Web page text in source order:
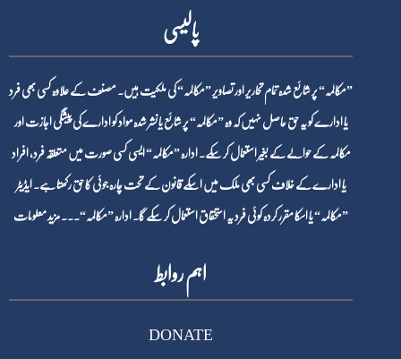
پالیسی
”مکالمہ“ پر شائع شدہ تمام تحاریر اور تصاویر ”مکالمہ“ کی ملکیت ہیں۔ مصنف کے علاوہ کسی بھی فرد
یا ادارے کو یہ حق حاصل نہیں کہ وہ ”مکالمہ“ پر شائع یا نشر شدہ مواد کو ادارے کی پیشگی اجازت اور
مکالمہ کے حوالے کے بغیر استعمال کر سکے۔ ادارہ ”مکالمہ“ ایسی کسی صورت میں متعلقہ فرد، افراد
یا ادارے کے خلاف کسی بھی ملک میں اسکے قانون کے تحت چارہ جوئی کا حق رکھتا ہے۔ ایڈیٹر
”مکالمہ“ یا اسکا مقرر کردہ کوئی فرد یہ استحقاق استعمال کر سکے گا۔ ادارہ ”مکالمہ“۔۔۔ مزید معلومات
اہم روابط
DONATE